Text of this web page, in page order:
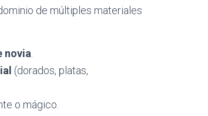
de múltiples materiales
novia
(dorados, platas,
o mágico.